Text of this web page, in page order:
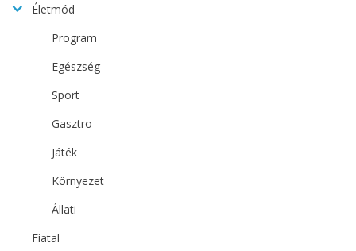
Életmód
Program
Egészség
Sport
Gasztro
Játék
Környezet
Állati
Fiatal